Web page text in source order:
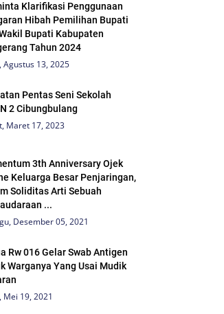
Klarifikasi Penggunaan
Hibah Pemilihan Bupati
Bupati Kabupaten
Tahun 2024
Agustus 13, 2025
Pentas Seni Sekolah
2 Cibungbulang
Maret 17, 2023
3th Anniversary Ojek
Keluarga Besar Penjaringan,
Soliditas Arti Sebuah
...
Desember 05, 2021
Rw 016 Gelar Swab Antigen
Warganya Yang Usai Mudik
Mei 19, 2021